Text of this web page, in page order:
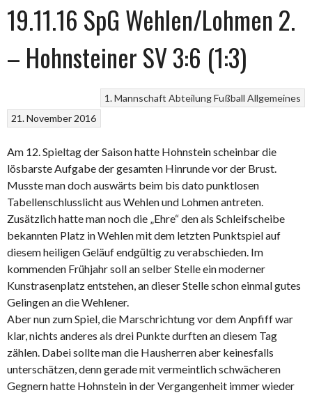
19.11.16 SpG Wehlen/Lohmen 2.
– Hohnsteiner SV 3:6 (1:3)
1. Mannschaft Abteilung Fußball Allgemeines
21. November 2016
Am 12. Spieltag der Saison hatte Hohnstein scheinbar die
lösbarste Aufgabe der gesamten Hinrunde vor der Brust.
Musste man doch auswärts beim bis dato punktlosen
Tabellenschlusslicht aus Wehlen und Lohmen antreten.
Zusätzlich hatte man noch die „Ehre“ den als Schleifscheibe
bekannten Platz in Wehlen mit dem letzten Punktspiel auf
diesem heiligen Geläuf endgültig zu verabschieden. Im
kommenden Frühjahr soll an selber Stelle ein moderner
Kunstrasenplatz entstehen, an dieser Stelle schon einmal gutes
Gelingen an die Wehlener.
Aber nun zum Spiel, die Marschrichtung vor dem Anpfiff war
klar, nichts anderes als drei Punkte durften an diesem Tag
zählen. Dabei sollte man die Hausherren aber keinesfalls
unterschätzen, denn gerade mit vermeintlich schwächeren
Gegnern hatte Hohnstein in der Vergangenheit immer wieder